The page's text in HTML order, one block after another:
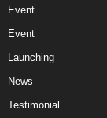
Event
Event
Launching
News
Testimonial